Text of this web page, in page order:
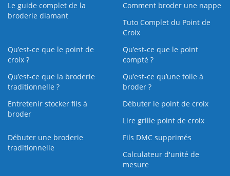
Le guide complet de la
broderie diamant
Comment broder une nappe
Tuto Complet du Point de
Croix
Qu’est-ce que le point de
croix ?
Qu’est-ce que le point
compté ?
Qu’est-ce que la broderie
traditionnelle ?
Qu’est‑ce qu’une toile à
broder ?
Entretenir stocker fils à
broder
Débuter le point de croix
Lire grille point de croix
Débuter une broderie
traditionnelle
Fils DMC supprimés
Calculateur d'unité de
mesure